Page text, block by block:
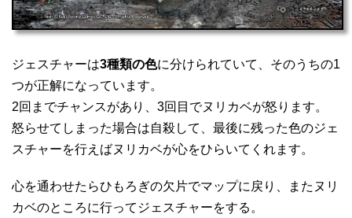
ジェスチャーは3種類の色に分けられていて、そのうちの1
つが正解になっています。
2回までチャンスがあり、3回目でヌリカベが怒ります。
怒らせてしまった場合は自殺して、最後に残った色のジェ
スチャーを行えばヌリカベが心をひらいてくれます。
心を通わせたらひもろぎの欠片でマップに戻り、またヌリ
カベのところに行ってジェスチャーをする。